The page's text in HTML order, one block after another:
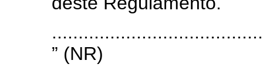
” (NR)